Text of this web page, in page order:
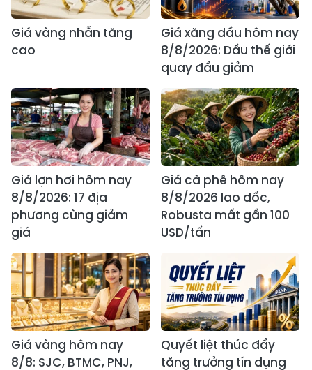
Giá vàng nhẫn tăng
cao
Giá xăng dầu hôm nay
8/8/2026: Dầu thế giới
quay đầu giảm
Giá lợn hơi hôm nay
8/8/2026: 17 địa
phương cùng giảm
giá
Giá cà phê hôm nay
8/8/2026 lao dốc,
Robusta mất gần 100
USD/tấn
Giá vàng hôm nay
8/8: SJC, BTMC, PNJ,
Quyết liệt thúc đẩy
tăng trưởng tín dụng